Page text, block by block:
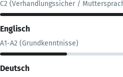
C2 (Verhandlungssicher /
Englisch
A1-A2 (Grundkenntnisse)
Deutsch